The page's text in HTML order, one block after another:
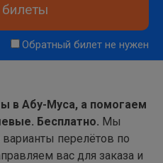
Обратный билет не нужен
в Абу-Муса, а помогаем
Бесплатно. Мы
перелётов по
вас для заказа и